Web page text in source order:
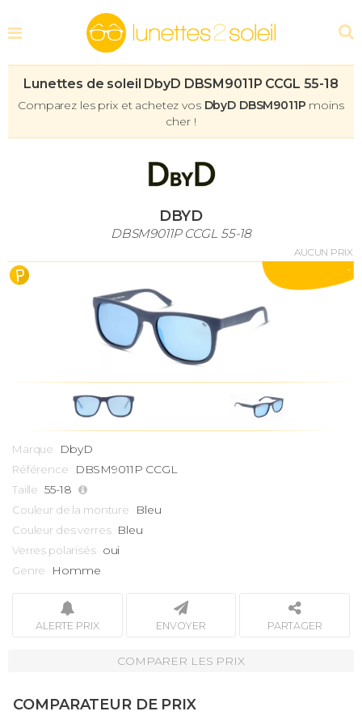
Lunettes de soleil DbyD DBSM9011P CCGL 55-18
Comparez les prix et achetez vos DbyD DBSM9011P moins
cher !
DBYD
DBSM9011P CCGL 55-18
AUCUN PRIX
-
Marque DbyD
Référence DBSM9011P CCGL
Taille 55-18
Couleur de la monture Bleu
Couleur des verres Bleu
Verres polarisés oui
Genre Homme
ALERTE PRIX ENVOYER PARTAGER
COMPARER LES PRIX
COMPARATEUR DE PRIX